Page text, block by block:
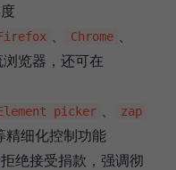
Chrome
浏览器，还可在
picker zap
精细化控制功能
拒绝接受捐款，强调彻